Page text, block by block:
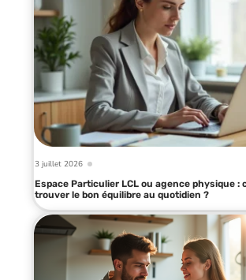
3 juillet 2026
Espace Particulier LCL ou agence physique :
trouver le bon équilibre au quotidien ?